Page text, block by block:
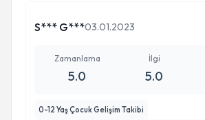
S*** G***03.01.2023
Zamanlama
5.0
İlgi
5.0
0-12 Yaş Çocuk Gelişim Takibi